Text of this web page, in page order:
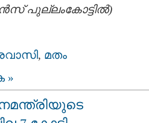
പുല്ലംകോട്ടില്‍)
, മതം
»